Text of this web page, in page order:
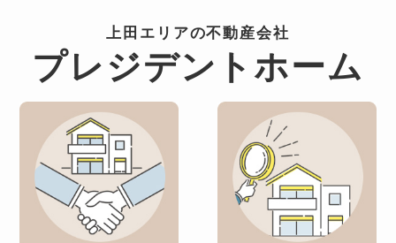
上田エリアの不動産会社
プレジデントホーム